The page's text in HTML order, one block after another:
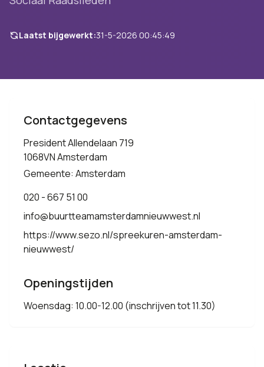
Laatst bijgewerkt:31-5-2026 00:45:49
Contactgegevens
President Allendelaan 719
1068VN Amsterdam
Gemeente: Amsterdam
020 - 667 51 00
info@buurtteamamsterdamnieuwwest.nl
https://www.sezo.nl/spreekuren-amsterdam-
nieuwwest/
Openingstijden
Woensdag: 10.00-12.00 (inschrijven tot 11.30)